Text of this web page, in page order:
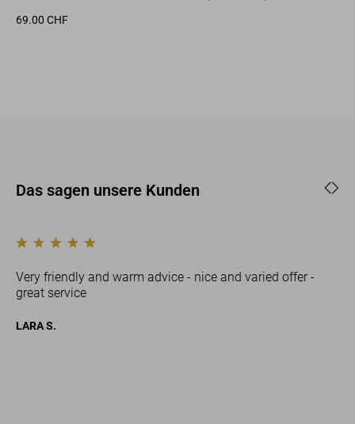
69.00 CHF
Das sagen unsere Kunden
Very friendly and warm advice - nice and varied offer -
great service
LARA S.